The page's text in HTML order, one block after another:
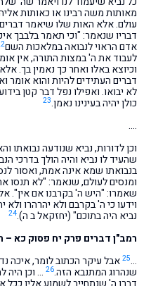
מאותות משה רבינו או כאותות
עולם. אלא האות שלו שיאמר דברים
דבריו שנאמר: "וכי תאמר בלבבך
אדם הראוי לנבואה במלאכות השם
לעבוד את ה' במצות התורה, אין
וכיוצא באלו ואחר כך נאמין בך.
דברים העתידים להיות והוא אומר
לא יבואו. ואפילו נפל דבר קטן
כולן יהיה בעינינו נאמן.23
….
וכן לדורות, נביא שנודעה נבואתו
שהעיד לו נביא והיה הולך בדרכי
בנבואתו שמא אינה אמת, ואסור
ומנסים לעולם, שנאמר: "לא
שאמרו: "היש ה' בקרבנו אם אין".
וידעו כי ה' בקרבם ולא יהרהרו ולא
נביא היה בתוכם" (יחזקאל ב ה).24
רמב"ן דברים פרק יח פסוק כא –
…
25 אבל עיקר הכתוב לומר,
שנהרוג המתנבא הזה.26 … וכן